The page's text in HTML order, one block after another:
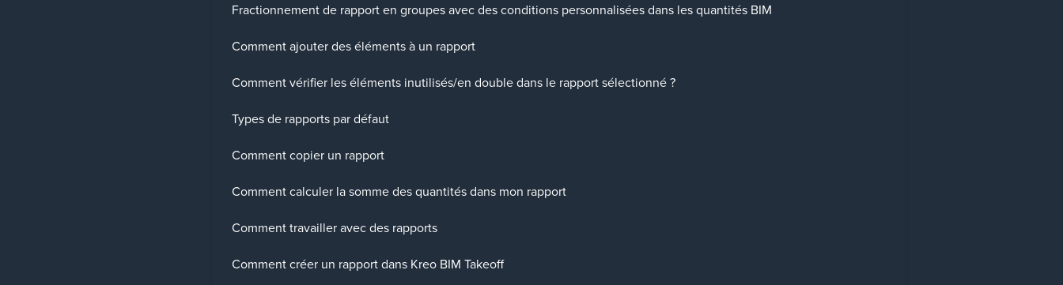
Fractionnement de rapport en groupes avec des conditions personnalisées dans les quantités BIM
Comment ajouter des éléments à un rapport
Comment vérifier les éléments inutilisés/en double dans le rapport sélectionné ?
Types de rapports par défaut
Comment copier un rapport
Comment calculer la somme des quantités dans mon rapport
Comment travailler avec des rapports
Comment créer un rapport dans Kreo BIM Takeoff